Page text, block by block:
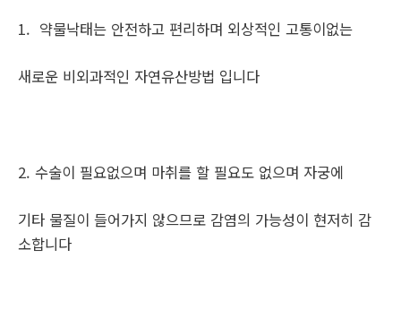
1. 약물낙태는 안전하고 편리하며 외상적인 고통이없는
새로운 비외과적인 자연유산방법 입니다
2. 수술이 필요없으며 마취를 할 필요도 없으며 자궁에
기타 물질이 들어가지 않으므로 감염의 가능성이 현저히 감
소합니다